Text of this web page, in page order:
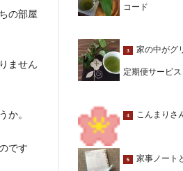
の部屋
ません
か。
です
コード
3 家の中がグ
定期便サービス
4 こんまりさ
5 家事ノート